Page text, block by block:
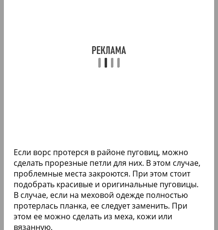
Если ворс протерся в районе пуговиц, можно
сделать прорезные петли для них. В этом случае,
проблемные места закроются. При этом стоит
подобрать красивые и оригинальные пуговицы.
В случае, если на меховой одежде полностью
протерлась планка, ее следует заменить. При
этом ее можно сделать из меха, кожи или
вязанную.